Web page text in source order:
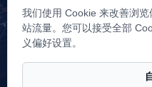
销售服务热线：400-180-
江苏工厂：江苏省扬州市江都
山东工厂：山东省潍坊市安丘
我们使用 Cookie 来改善浏
站流量。您可以接受全部
义偏好设置。